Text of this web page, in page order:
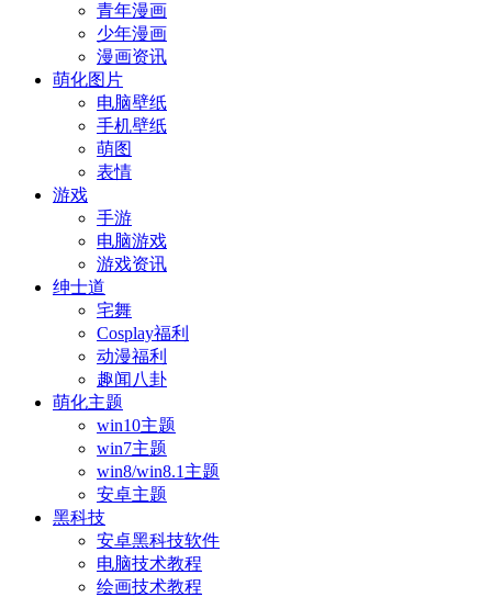
青年漫画
少年漫画
漫画资讯
萌化图片
电脑壁纸
手机壁纸
萌图
表情
游戏
手游
电脑游戏
游戏资讯
绅士道
宅舞
Cosplay福利
动漫福利
趣闻八卦
萌化主题
win10主题
win7主题
win8/win8.1主题
安卓主题
黑科技
安卓黑科技软件
电脑技术教程
绘画技术教程